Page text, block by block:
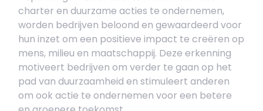
charter en duurzame acties te ondernemen,
worden bedrijven beloond en gewaardeerd voor
hun inzet om een positieve impact te creëren op
mens, milieu en maatschappij. Deze erkenning
motiveert bedrijven om verder te gaan op het
pad van duurzaamheid en stimuleert anderen
om ook actie te ondernemen voor een betere